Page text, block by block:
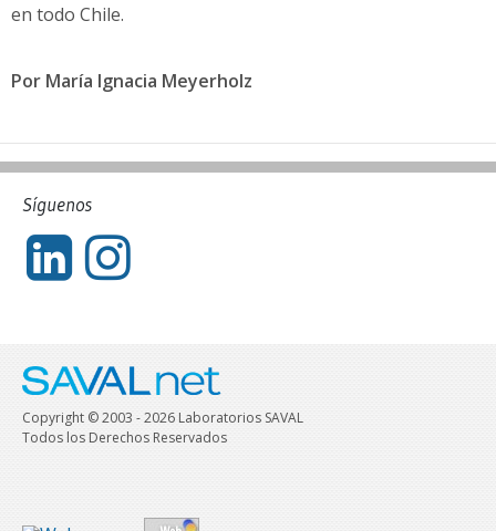
en todo Chile.
Por María Ignacia Meyerholz
Síguenos
Copyright © 2003 - 2026 Laboratorios SAVAL
Todos los Derechos Reservados